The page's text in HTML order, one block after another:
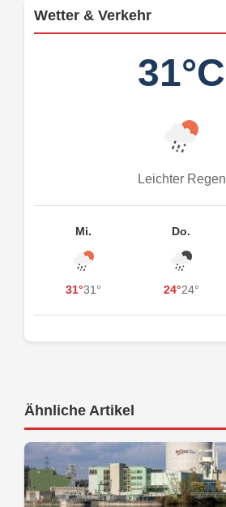
Wetter & Verkehr
31°C
Leichter Regen
Mi.
31°31°
Do.
24°24°
Ähnliche Artikel